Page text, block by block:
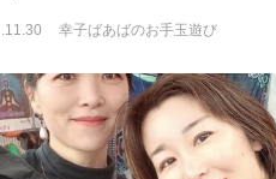
幸子ばあばのお手玉遊び